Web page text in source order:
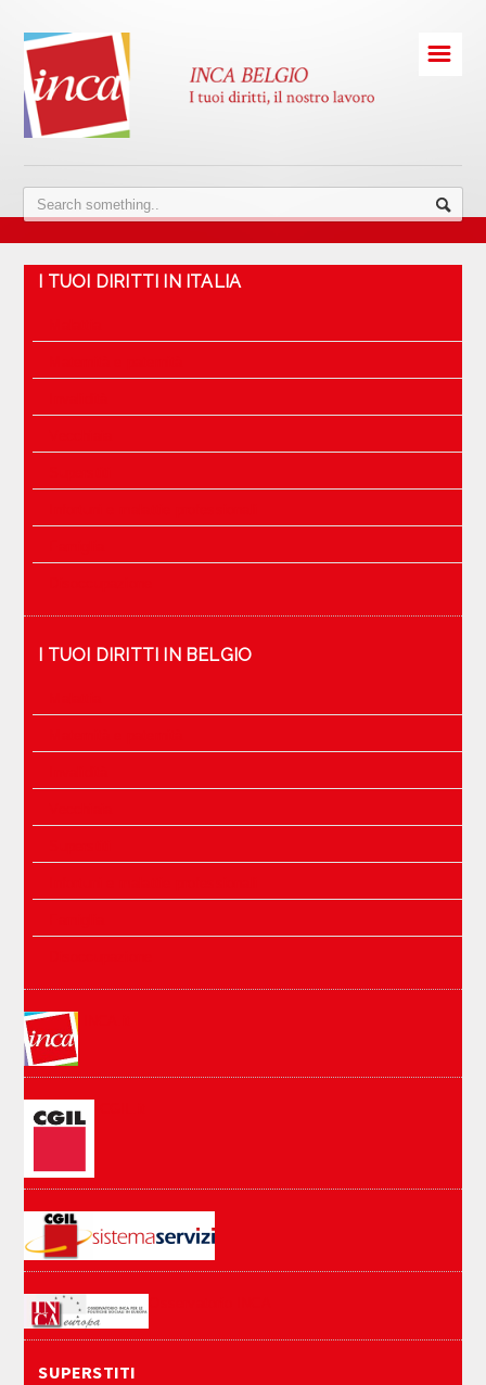
☰
I TUOI DIRITTI IN ITALIA
I TUOI DIRITTI IN BELGIO
SUPERSTITI